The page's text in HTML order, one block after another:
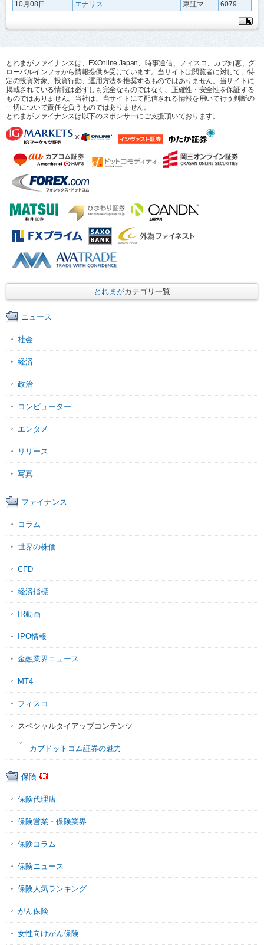
10月08日 エナリス 東証マ 6079
とれまがファイナンスは、FXOnline Japan、時事通信、フィスコ、カブ知恵、グ
ローバルインフォから情報提供を受けています。当サイトは閲覧者に対して、特
定の投資対象、投資行動、運用方法を推奨するものではありません。当サイトに
掲載されている情報は必ずしも完全なものではなく、正確性・安全性を保証する
ものではありません。当社は、当サイトにて配信される情報を用いて行う判断の
一切について責任を負うものではありません。
とれまがファイナンスは以下のスポンサーにご支援頂いております。
とれまがカテゴリ一覧
ニュース
社会
経済
政治
コンピューター
エンタメ
リリース
写真
ファイナンス
コラム
世界の株価
CFD
経済指標
IR動画
IPO情報
金融業界ニュース
MT4
フィスコ
スペシャルタイアップコンテンツ
カブドットコム証券の魅力
保険
保険代理店
保険営業・保険業界
保険コラム
保険ニュース
保険人気ランキング
がん保険
女性向けがん保険